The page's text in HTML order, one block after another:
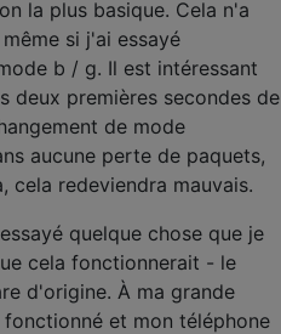
la plus basique. Cela n'a
si j'ai essayé
b / g. Il est intéressant
deux premières secondes de
de mode
aucune perte de paquets,
cela redeviendra mauvais.
quelque chose que je
cela fonctionnerait - le
d'origine. À ma grande
fonctionné et mon téléphone